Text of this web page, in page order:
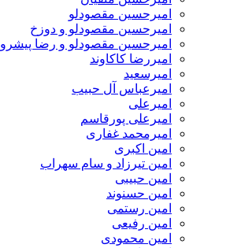
امیرحسین مقصودلو
امیرحسین مقصودلو و دوزخ
امیرحسین مقصودلو و رضا پیشرو
امیررضا کاکاوند
امیرسعید
امیرعباس آل حبیب
امیرعلی
امیرعلی پورقاسم
امیرمحمد غفاری
امین اکبری
امین تیرزاد و سام سهراب
امین حبیبی
امین حسنوند
امین رستمی
امین رفیعی
امین محمودی